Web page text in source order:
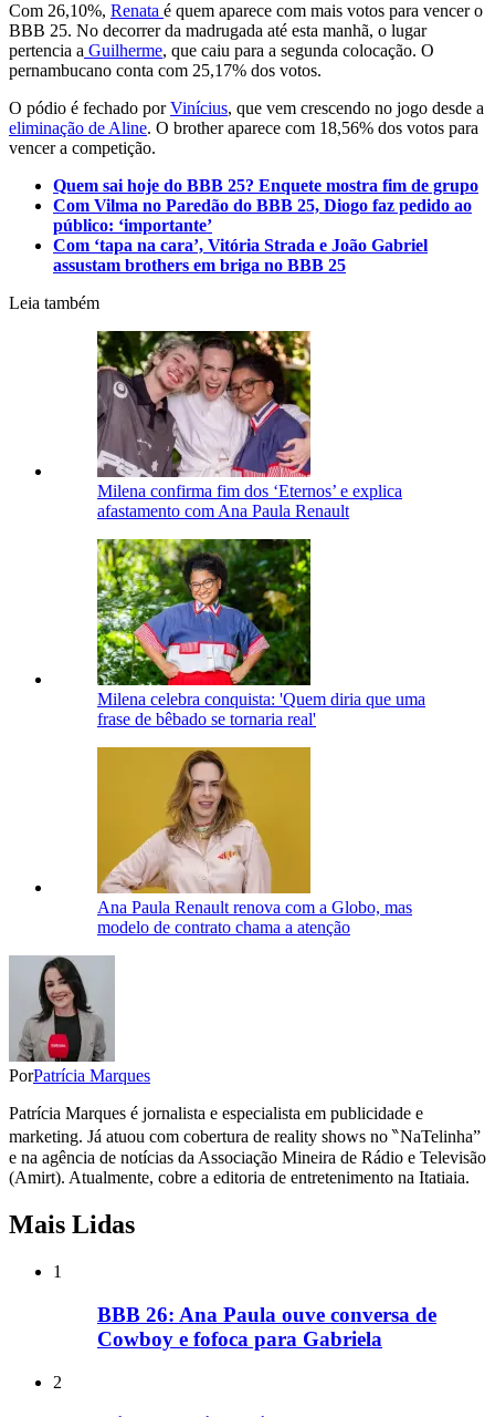
Com 26,10%, Renata é quem aparece com mais votos para vencer o
BBB 25. No decorrer da madrugada até esta manhã, o lugar
pertencia a Guilherme, que caiu para a segunda colocação. O
pernambucano conta com 25,17% dos votos.
O pódio é fechado porVinícius, que vem crescendo no jogo desde a
eliminação de Aline. O brother aparece com 18,56% dos votos para
vencer a competição.
Quem sai hoje do BBB 25? Enquete mostra fim de grupo
Com Vilma no Paredão do BBB 25, Diogo faz pedido ao
público: ‘importante’
Com ‘tapa na cara’, Vitória Strada e João Gabriel
assustam brothers em briga no BBB 25
Leia também
Milena confirma fim dos ‘Eternos’ e explica
afastamento com Ana Paula Renault
Milena celebra conquista: 'Quem diria que uma
frase de bêbado se tornaria real'
Ana Paula Renault renova com a Globo, mas
modelo de contrato chama a atenção
PorPatrícia Marques
Patrícia Marques é jornalista e especialista em publicidade e
marketing. Já atuou com cobertura de reality shows no ‶NaTelinha”
e na agência de notícias da Associação Mineira de Rádio e Televisão
(Amirt). Atualmente, cobre a editoria de entretenimento na Itatiaia.
Mais Lidas
1
BBB 26: Ana Paula ouve conversa de
Cowboy e fofoca para Gabriela
2